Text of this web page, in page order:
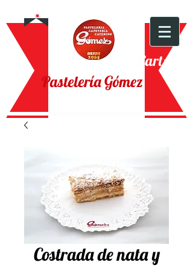
Cart:
Pastelería Gómez
Costrada de nata y